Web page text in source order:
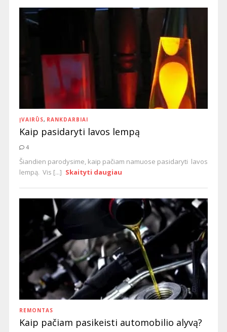
ĮVAIRŪS, RANKDARBIAI
Kaip pasidaryti lavos lempą
4
Šiandien parodysime, kaip pačiam namuose pasidaryti lavos
lempą. Vis [...] Skaityti daugiau
REMONTAS
Kaip pačiam pasikeisti automobilio alyvą?